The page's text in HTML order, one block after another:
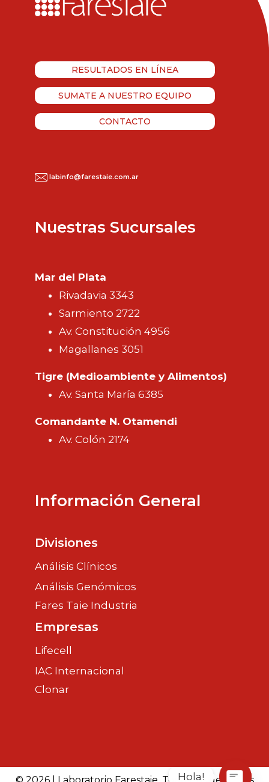
RESULTADOS EN LÍNEA
SUMATE A NUESTRO EQUIPO
CONTACTO
labinfo@farestaie.com.ar
Nuestras Sucursales
Mar del Plata
Rivadavia 3343
Sarmiento 2722
Av. Constitución 4956
Magallanes 3051
Tigre (Medioambiente y Alimentos)
Av. Santa María 6385
Comandante N. Otamendi
Av. Colón 2174
Información General
Divisiones
Análisis Clínicos
Análisis Genómicos
Fares Taie Industria
Empresas
Lifecell
IAC Internacional
Clonar
Hola!